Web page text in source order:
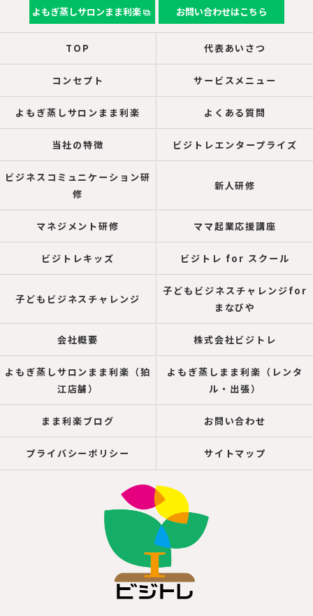
よもぎ蒸しサロンまま利楽 お問い合わせはこちら
TOP 代表あいさつ
コンセプト サービスメニュー
よもぎ蒸しサロンまま利楽 よくある質問
当社の特徴 ビジトレエンタープライズ
ビジネスコミュニケーション研
修
新人研修
マネジメント研修 ママ起業応援講座
ビジトレキッズ ビジトレ for スクール
子どもビジネスチャレンジ
子どもビジネスチャレンジfor
まなびや
会社概要 株式会社ビジトレ
よもぎ蒸しサロンまま利楽（狛
江店舗）
よもぎ蒸しまま利楽（レンタ
ル・出張）
まま利楽ブログ お問い合わせ
プライバシーポリシー サイトマップ